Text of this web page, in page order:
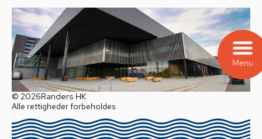
© 2026Randers HK
Alle rettigheder forbeholdes